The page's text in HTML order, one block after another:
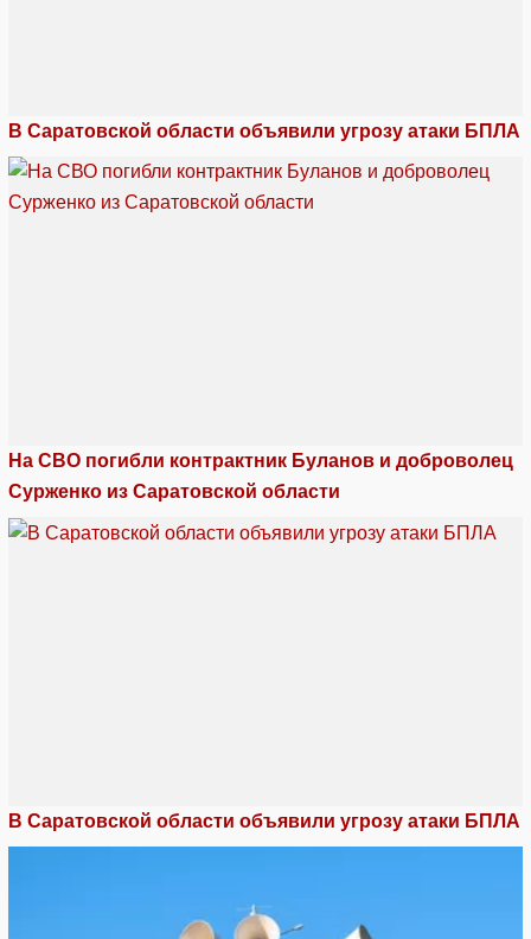
В Саратовской области объявили угрозу атаки БПЛА
На СВО погибли контрактник Буланов и доброволец
Сурженко из Саратовской области
В Саратовской области объявили угрозу атаки БПЛА